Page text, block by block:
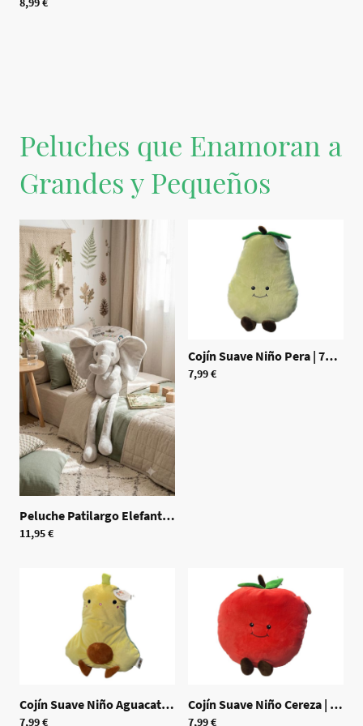
Peluches que Enamoran a
Grandes y Pequeños
Peluche Patilargo Elefante 40cm
11,95 €
Cojín Suave Niño Pera | 70455
7,99 €
Cojín Suave Niño Aguacate
| 70454
7,99 €
Cojín Suave Niño Cereza | 70453
7,99 €